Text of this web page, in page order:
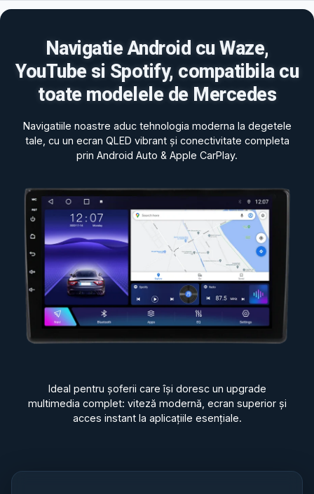
Navigatie Android cu Waze,
YouTube si Spotify, compatibila cu
toate modelele de Mercedes
Navigatiile noastre aduc tehnologia moderna la degetele
tale, cu un ecran QLED vibrant și conectivitate completa
prin Android Auto & Apple CarPlay.
Ideal pentru șoferii care își doresc un upgrade
multimedia complet: viteză modernă, ecran superior și
acces instant la aplicațiile esențiale.